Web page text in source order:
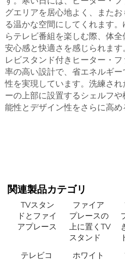
グエリアを居心地よく、また
る温かな空間にしてくれます
らテレビ番組を楽しむ際、体全
安心感と快適さを感じられま
レビスタンド付きヒーター・
率の高い設計で、省エネルギ
性を実現しています。洗練され
ーの上部に設置するシェルフ
能性とデザイン性をさらに高め
関連製品カテゴリ
TVスタン
ドとファイ
アプレース
ファイア
プレースの
上に置くTV
スタンド
テレビコ
ホワイト